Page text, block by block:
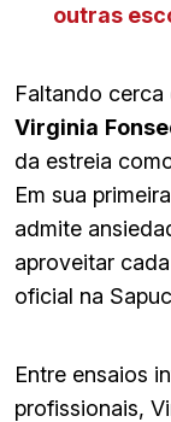
outras
Faltando cerca
Virginia
da estreia
Em sua
admite
aproveitar
oficial na
Entre ensaios
profissionais,